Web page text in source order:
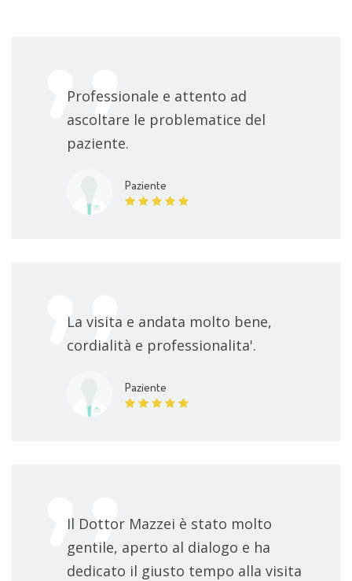
Professionale e attento ad
ascoltare le problematice del
paziente.
Paziente
La visita e andata molto bene,
cordialità e professionalita'.
Paziente
Il Dottor Mazzei è stato molto
gentile, aperto al dialogo e ha
dedicato il giusto tempo alla visita